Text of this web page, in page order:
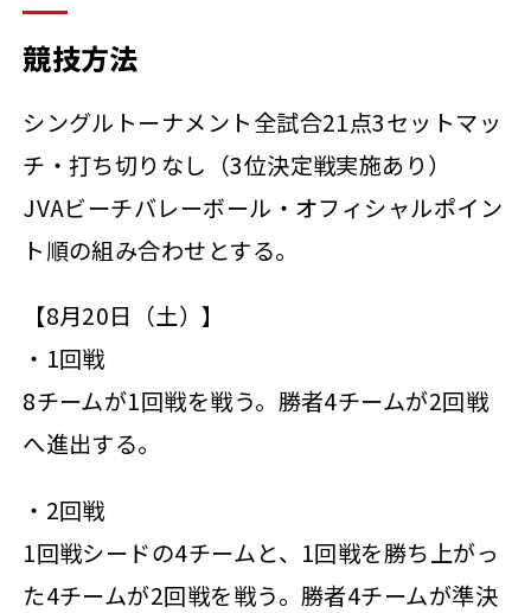
競技方法
シングルトーナメント全試合21点3セットマッ
チ・打ち切りなし（3位決定戦実施あり）
JVAビーチバレーボール・オフィシャルポイン
ト順の組み合わせとする。
【8月20日（土）】
・1回戦
8チームが1回戦を戦う。勝者4チームが2回戦
へ進出する。
・2回戦
1回戦シードの4チームと、1回戦を勝ち上がっ
た4チームが2回戦を戦う。勝者4チームが準決